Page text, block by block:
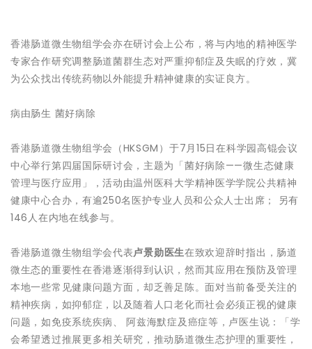
香港肠道微生物组学会亦在研讨会上公布，将与内地的精神医学
专家合作研究调整肠道菌群生态对严重抑郁症及失眠的疗效，冀
为公众找出传统药物以外能提升精神健康的实证良方。
病由肠生 菌好病除
香港肠道微生物组学会（HKSGM）于7月15日在科学园高锟会议
中心举行第四届国际研讨会，主题为「菌好病除——微生态健康
管理与医疗应用」，活动由温州医科大学精神医学学院公共精神
健康中心合办，有逾250名医护专业人员和公众人士出席； 另有
146人在内地在线参与。
香港肠道微生物组学会代表卢景勋医生在致欢迎辞时指出，肠道
微生态的重要性在香港逐渐得到认识，然而其应用在预防及管理
本地一些常见健康问题方面，却乏善足陈。面对当前备受关注的
精神疾病，如抑郁症，以及随着人口老化而社会必须正视的健康
问题，如免疫系统疾病、 阿兹海默症及癌症等，卢医生说：「学
会希望透过推展更多相关研究，推动肠道微生态护理的重要性，